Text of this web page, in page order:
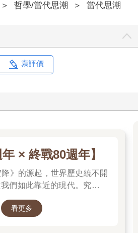
＞ 哲學/當代思潮 ＞ 當代思潮
寫評價
年 × 終戰80週年】
》的源起，世界歷史繞不開
們如此靠近的現代。究竟是
衝突？我們站在世界和平的
看更多